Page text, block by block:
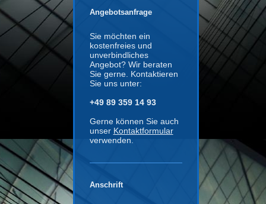
Angebotsanfrage
Sie möchten ein
kostenfreies und
unverbindliches
Angebot? Wir beraten
Sie gerne. Kontaktieren
Sie uns unter:
+49 89 359 14 93
Gerne können Sie auch
unser Kontaktformular
verwenden.
Anschrift